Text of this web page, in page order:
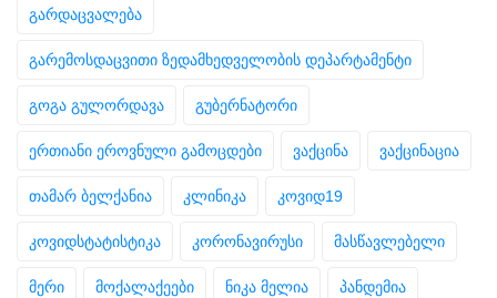
გარდაცვალება
გარემოსდაცვითი ზედამხედველობის დეპარტამენტი
გოგა გულორდავა გუბერნატორი
ერთიანი ეროვნული გამოცდები ვაქცინა ვაქცინაცია
თამარ ბელქანია კლინიკა კოვიდ19
კოვიდსტატისტიკა კორონავირუსი მასწავლებელი
მერი მოქალაქეები ნიკა მელია პანდემია